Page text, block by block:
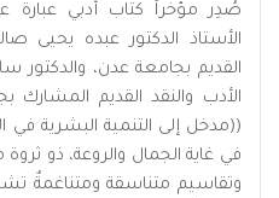
صُدِر مؤخراً كتاب أدبي عبارة
الأستاذ الدكتور عبده يحيى
القديم بجامعة عدن،
الأدب والنقد القديم
((مدخل إلى التنمية البشرية في
في غاية الجمال والروعة، ذو
وتقاسيم متناسقة ومتناغمةٌ